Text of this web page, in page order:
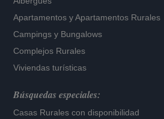
Apartamentos yApartamentos Rurales
Campings y Bungalows
Complejos Rurales
Viviendas turísticas
Búsquedas especiales:
Casas Rurales con disponibilidad